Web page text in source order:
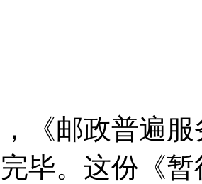
动综合评价
和鸡"邮政普遍服
毕。这份《